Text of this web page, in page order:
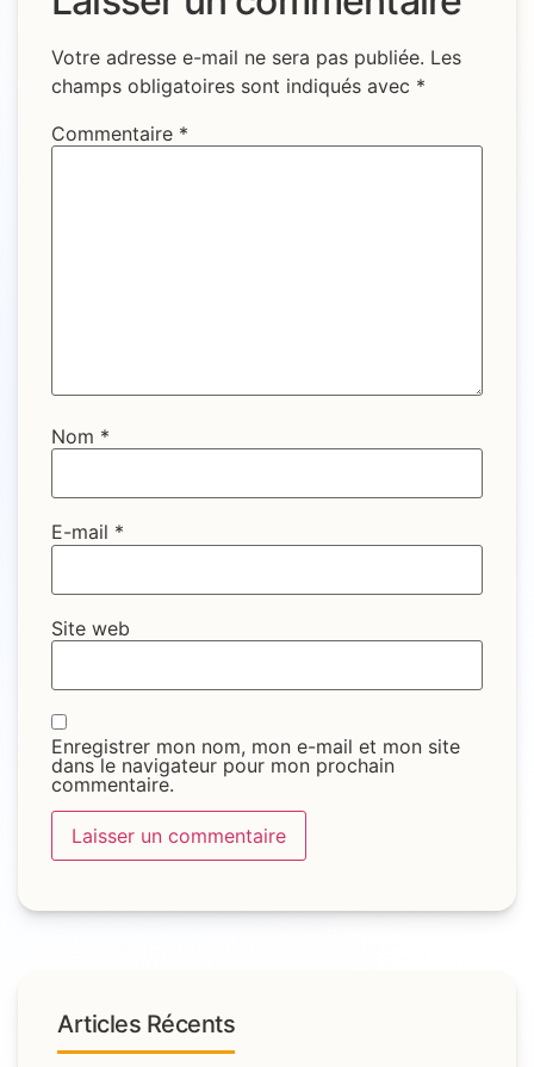
Votre adresse e-mail ne sera pas publiée. Les
champs obligatoires sont indiqués avec *
Commentaire *
Nom *
E-mail *
Site web
Enregistrer mon nom, mon e-mail et mon site
dans le navigateur pour mon prochain
commentaire.
Articles Récents